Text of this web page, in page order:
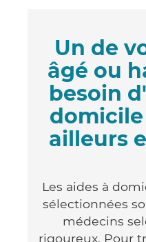
Un de
âgé ou
besoin
domicile
ailleurs
Les aides à
sélectionnées
médecins
rigoureux. Pour